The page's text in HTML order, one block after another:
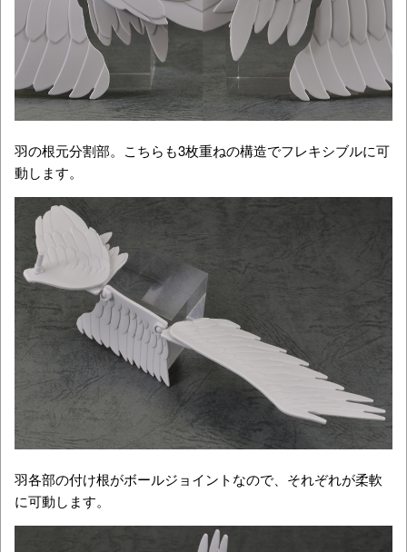
羽の根元分割部。こちらも3枚重ねの構造でフレキシブルに可
動します。
羽各部の付け根がボールジョイントなので、それぞれが柔軟
に可動します。